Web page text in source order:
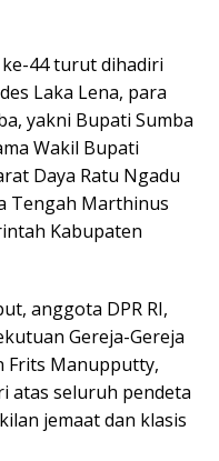
ke-44 turut dihadiri
Laka Lena, para
yakni Bupati Sumba
Wakil Bupati
Daya Ratu Ngadu
Tengah Marthinus
Kabupaten
anggota DPR RI,
Gereja-Gereja
Frits Manupputty,
atas seluruh pendeta
jemaat dan klasis